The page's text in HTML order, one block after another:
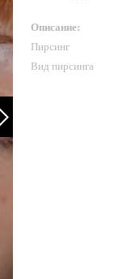
Описание:
Пирсинг
Вид пирсинга